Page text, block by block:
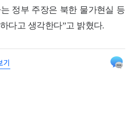
정부 주장은 북한 물가현실 등
다고 생각한다”고 밝혔다.
기